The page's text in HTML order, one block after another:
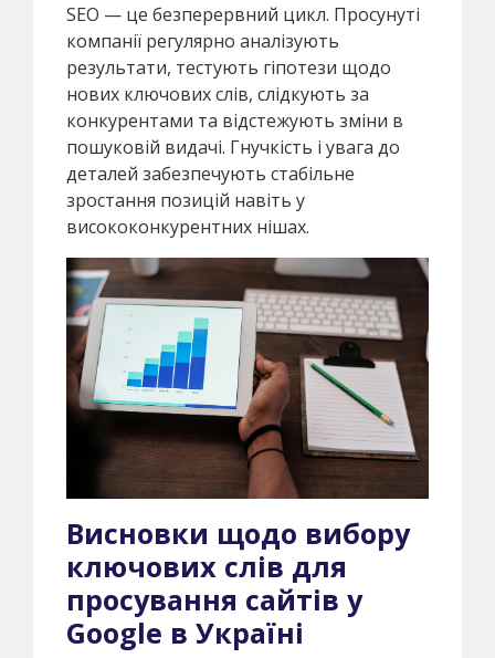
SEO — це безперервний цикл. Просунуті
компанії регулярно аналізують
результати, тестують гіпотези щодо
нових ключових слів, слідкують за
конкурентами та відстежують зміни в
пошуковій видачі. Гнучкість і увага до
деталей забезпечують стабільне
зростання позицій навіть у
висококонкурентних нішах.
Висновки щодо вибору
ключових слів для
просування сайтів у
Google в Україні